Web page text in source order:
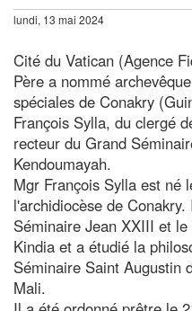
lundi, 13 mai 2024
Cité du Vatican (Agence
Père a nommé
spéciales de Conakry
François Sylla, du clergé
recteur du Grand
Kendoumayah.
Mgr François Sylla est né
l'archidiocèse de
Séminaire Jean XXIII et
Kindia et a étudié la
Séminaire Saint Augustin
Mali.